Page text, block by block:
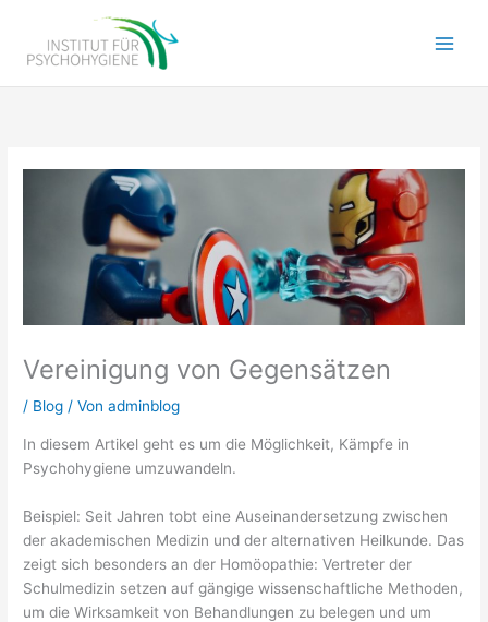
springen
Vereinigung von Gegensätzen
/ Blog / Vonadminblog
In diesem Artikel geht es um die Möglichkeit, Kämpfe in
Psychohygiene umzuwandeln.
Beispiel: Seit Jahren tobt eine Auseinandersetzung zwischen
der akademischen Medizin und der alternativen Heilkunde. Das
zeigt sich besonders an der Homöopathie: Vertreter der
Schulmedizin setzen auf gängige wissenschaftliche Methoden,
um die Wirksamkeit von Behandlungen zu belegen und um